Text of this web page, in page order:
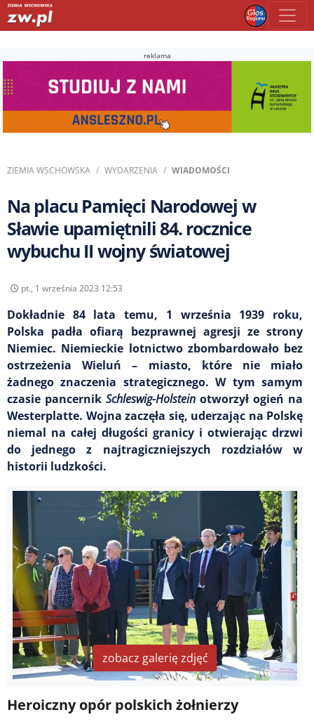
reklama
ZIEMIA WSCHOWSKA WYDARZENIA WIADOMOŚCI
Na placu Pamięci Narodowej w
Sławie upamiętnili 84. rocznice
wybuchu II wojny światowej
pt., 1 września 2023 12:53
Dokładnie 84 lata temu, 1 września 1939 roku,
Polska padła ofiarą bezprawnej agresji ze strony
Niemiec. Niemieckie lotnictwo zbombardowało bez
ostrzeżenia Wieluń – miasto, które nie miało
żadnego znaczenia strategicznego. W tym samym
czasie pancernik Schleswig-Holstein otworzył ogień na
Westerplatte. Wojna zaczęła się, uderzając na Polskę
niemal na całej długości granicy i otwierając drzwi
do jednego z najtragiczniejszych rozdziałów w
historii ludzkości.
zobacz galerię zdjęć
Heroiczny opór polskich żołnierzy